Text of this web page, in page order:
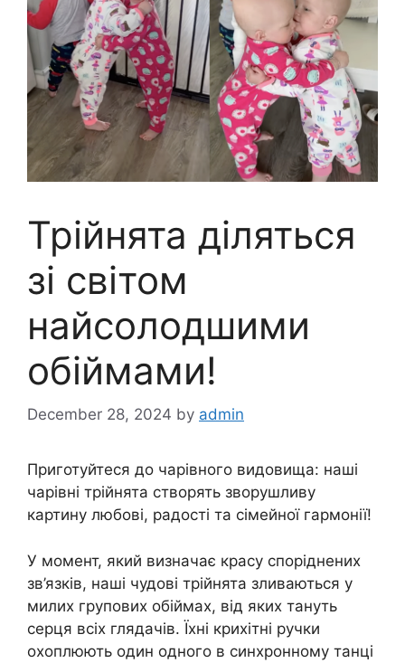
Трійнята діляться
зі світом
найсолодшими
обіймами!
December 28, 2024 by admin
Приготуйтеся до чарівного видовища: наші
чарівні трійнята створять зворушливу
картину любові, радості та сімейної гармонії!
У момент, який визначає красу споріднених
зв’язків, наші чудові трійнята зливаються у
милих групових обіймах, від яких тануть
серця всіх глядачів. Їхні крихітні ручки
охоплюють один одного в синхронному танці